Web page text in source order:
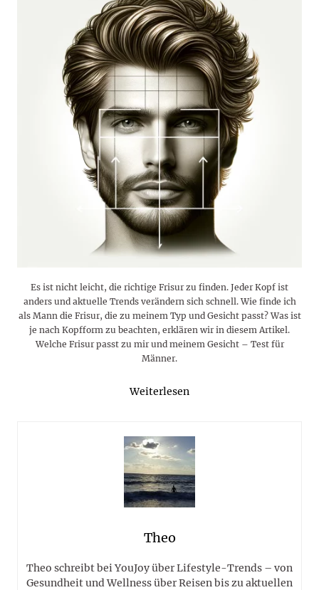
Es ist nicht leicht, die richtige Frisur zu finden. Jeder Kopf ist
anders und aktuelle Trends verändern sich schnell. Wie finde ich
als Mann die Frisur, die zu meinem Typ und Gesicht passt? Was ist
je nach Kopfform zu beachten, erklären wir in diesem Artikel.
Welche Frisur passt zu mir und meinem Gesicht – Test für
Männer.
Weiterlesen
Theo
Theo schreibt bei YouJoy über Lifestyle-Trends – von
Gesundheit und Wellness über Reisen bis zu aktuellen